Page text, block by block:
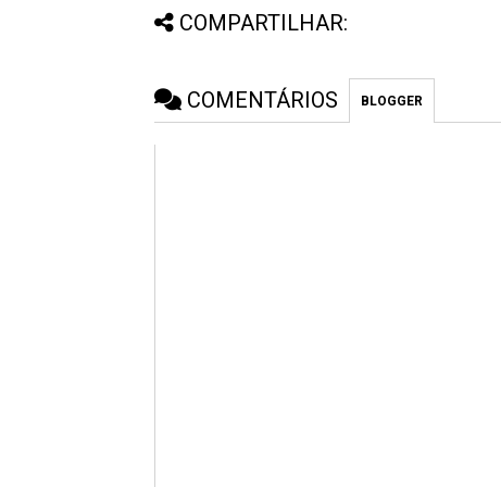
COMPARTILHAR:
COMENTÁRIOS BLOGGER